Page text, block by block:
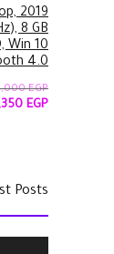
46,750 EGP.
8 GB
Win 10
4.0
EGP
السعر
EGP
Posts